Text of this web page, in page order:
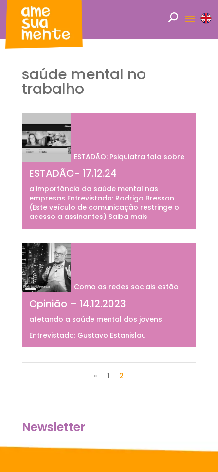
saúde mental no
trabalho
ESTADÃO- 17.12.24
ESTADÃO: Psiquiatra fala sobre
a importância da saúde mental nas
empresas Entrevistado: Rodrigo Bressan
(Este veículo de comunicação restringe o
acesso a assinantes) Saiba mais
Opinião – 14.12.2023
Como as redes sociais estão
afetando a saúde mental dos jovens
Entrevistado: Gustavo Estanislau
« 1 2
Newsletter